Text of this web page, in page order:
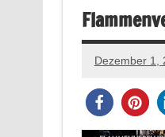
Dezember 1,